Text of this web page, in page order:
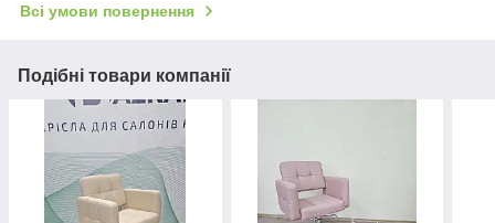
Всі умови повернення
Подібні товари компанії